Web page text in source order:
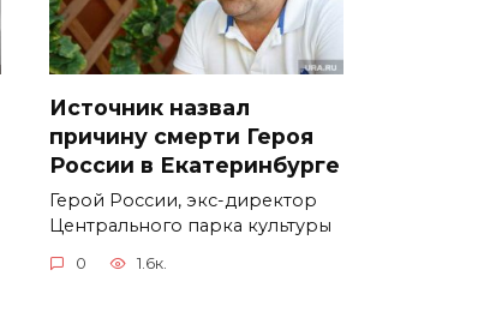
Источник назвал
причину смерти Героя
России в Екатеринбурге
Герой России, экс-директор
Центрального парка культуры
0 1.6к.